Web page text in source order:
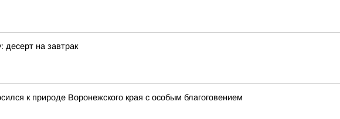
десерт на завтрак
к природе Воронежского края с особым благоговением